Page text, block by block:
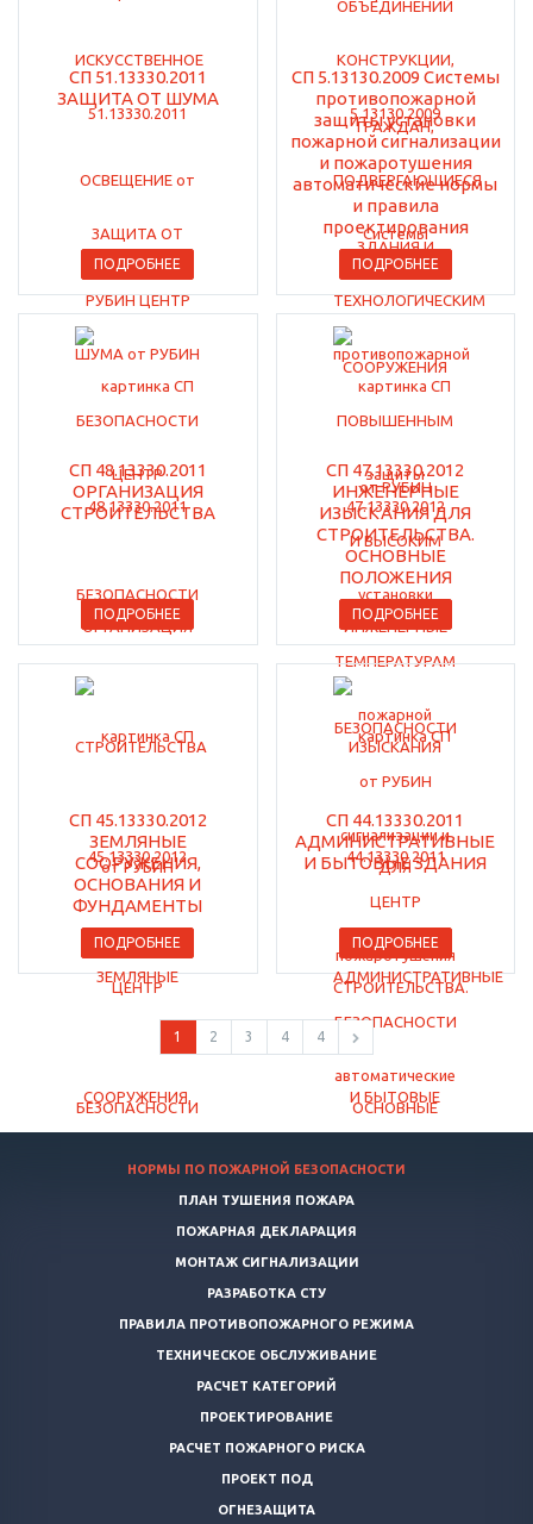
СП 51.13330.2011
ЗАЩИТА ОТ ШУМА
ПОДРОБНЕЕ
СП 5.13130.2009 Системы
противопожарной
защиты установки
пожарной сигнализации
и пожаротушения
автоматические нормы
и правила
проектирования
ПОДРОБНЕЕ
СП 48.13330.2011
ОРГАНИЗАЦИЯ
СТРОИТЕЛЬСТВА
ПОДРОБНЕЕ
СП 47.13330.2012
ИНЖЕНЕРНЫЕ
ИЗЫСКАНИЯ ДЛЯ
СТРОИТЕЛЬСТВА.
ОСНОВНЫЕ
ПОЛОЖЕНИЯ
ПОДРОБНЕЕ
СП 45.13330.2012
ЗЕМЛЯНЫЕ
СООРУЖЕНИЯ,
ОСНОВАНИЯ И
ФУНДАМЕНТЫ
ПОДРОБНЕЕ
СП 44.13330.2011
АДМИНИСТРАТИВНЫЕ
И БЫТОВЫЕ ЗДАНИЯ
ПОДРОБНЕЕ
1 2 3 4 4
НОРМЫ ПО ПОЖАРНОЙ БЕЗОПАСНОСТИ
ПЛАН ТУШЕНИЯ ПОЖАРА
ПОЖАРНАЯ ДЕКЛАРАЦИЯ
МОНТАЖ СИГНАЛИЗАЦИИ
РАЗРАБОТКА СТУ
ПРАВИЛА ПРОТИВОПОЖАРНОГО РЕЖИМА
ТЕХНИЧЕСКОЕ ОБСЛУЖИВАНИЕ
РАСЧЕТ КАТЕГОРИЙ
ПРОЕКТИРОВАНИЕ
РАСЧЕТ ПОЖАРНОГО РИСКА
ПРОЕКТ ПОД
ОГНЕЗАЩИТА